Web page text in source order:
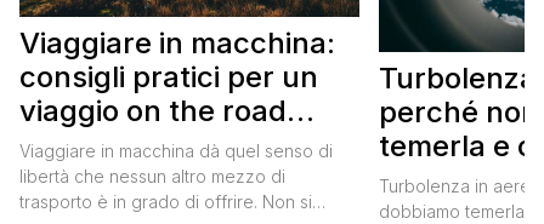
Viaggiare in macchina:
consigli pratici per un
viaggio on the road
perfetto
Viaggiare in macchina dà quel senso di
libertà che nessun altro mezzo di
trasporto è in grado di offrire. Non si
perché
temerla e
affrontarla
Turbolenza in
dobbiamo temerla